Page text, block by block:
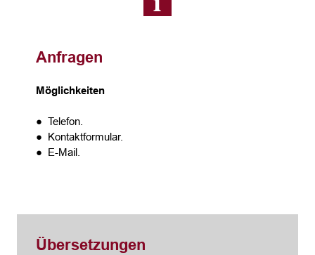
Anfragen
Möglichkeiten
● Telefon.
● Kontaktformular.
● E-Mail.
Übersetzungen